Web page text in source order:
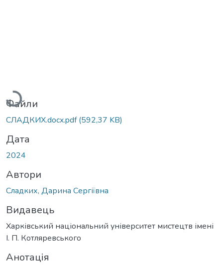
Вантажиться...
Файли
СЛАДКИХ.docx.pdf(592,37 KB)
Дата
2024
Автори
Сладких, Дарина Сергіївна
Видавець
Харківський національний університет мистецтв імені
І. П. Котляревського
Анотація